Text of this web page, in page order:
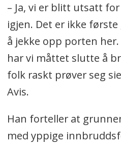
– Ja, vi er blitt utsatt
igjen. Det er ikke
å jekke opp porten
har vi måttet slutte å
folk raskt prøver seg
Avis.
Han forteller at
med yppige